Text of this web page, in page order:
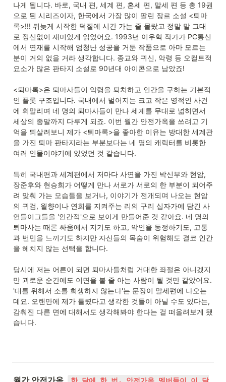
나게 됩니다. 바로, 국내 편, 세계 편, 혼세 편, 말세 편 등 총 19권
으로 된 시리즈이자, 한국에서 가장 많이 팔린 장르 소설 <퇴마
록>!!! 뒤늦게 시작한 덕질에 시간 가는 줄 몰랐고 정말 말 그대
로 정신없이 재미있게 읽었어요. 1993년 이우혁 작가가 PC통신
에서 연재를 시작해 엄청난 성공을 거둔 작품으로 아마 모르는
분이 거의 없을 거라 생각합니다. 종교와 귀신, 악령 등 오컬트적
요소가 많은 판타지 소설로 90년대 아이콘으로 남았죠!
<퇴마록>은 퇴마사들이 악령을 퇴치하고 인간을 구하는 기본적
인 플롯 구조입니다. 국내에서 벌어지는 크고 작은 영적인 사건
에 휘말리며 네 명의 퇴마사들이 만나 세계를 무대로 넓히면서
세상의 종말까지 다루게 되죠. 이번 월간 안전가옥을 쓰려고 기
억을 되살려보니 제가 <퇴마록>을 좋아한 이유는 방대한 세계관
을 가진 퇴마 판타지라는 부분보다는 네 명의 캐릭터를 비롯한
여러 인물이야기에 있었던 것 같습니다.
특히 국내편과 세계편에서 저마다 사연을 가진 박신부와 현암,
장준후와 현승희가 어떻게 만나 서로가 서로의 한 부분이 되어주
려 맞춰 가는 모습들을 보거나, 이야기가 전개되며 나오는 현암
의 귀검, 월향이나 연희를 지켜주는 리의 구리 십자가에 담긴 사
연들이그들을 '인간적'으로 보이게 만들어준 것 같아요. 네 명의
퇴마사는 때론 싸움에서 지기도 하고, 악인을 동정하기도, 고통
과 번민을 느끼기도 하지만 자신들의 목숨이 위험해도 결코 인간
을 헤치지 않는 선택을 합니다.
당시에 저는 어른이 되면 퇴마사들처럼 거대한 좌절은 아니겠지
만 괴로운 순간에도 이면을 볼 줄 아는 사람이 될 것만 같았어요.
'대를 위해서 소를 희생하지 않는다'는 문장이 말세편에 나오는
데요. 오랜만에 제가 틀렸다고 생각한 것들이 아닐 수도 있다는,
감춰진 다른 면에 대해서도 생각해봐야 한다는 걸 떠올려보게 됐
습니다.
월간 안전가옥